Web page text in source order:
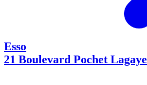
Esso
21 Boulevard Pochet Lagaye